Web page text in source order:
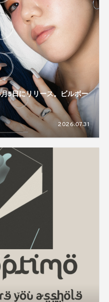
5日にリリース。ビルボー
2026.07.31